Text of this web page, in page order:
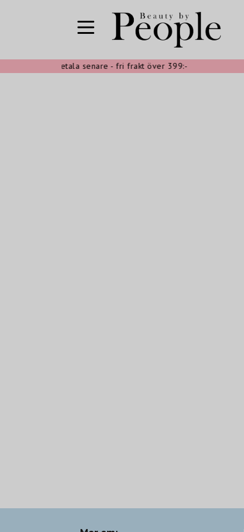
nu, betala senare - fri frakt över 399:-